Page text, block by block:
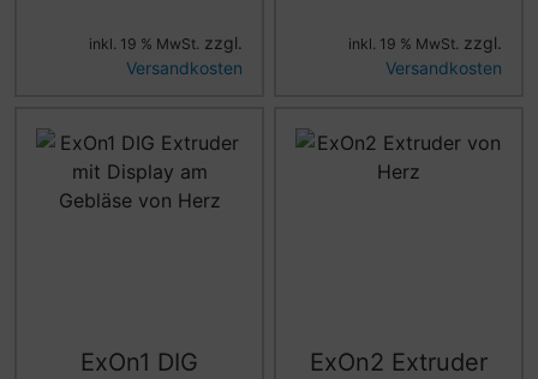
inkl. 19 % MwSt. zzgl.
Versandkosten
inkl. 19 % MwSt. zzgl.
Versandkosten
ExOn1 DIG
ExOn2 Extruder